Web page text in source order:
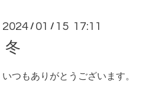
2024 / 01 / 15 17:11
冬
いつもありがとうございます。